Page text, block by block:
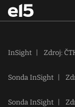
InSight Zdroj:
Sonda InSight
Sonda InSight